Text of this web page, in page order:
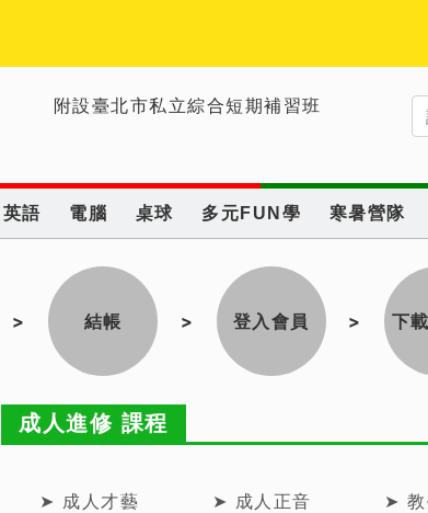
附設臺北市私立綜合短期補習班
英語 電腦 桌球 多元FUN學 寒暑營隊
> 結帳 > 登入會員 > 下
成人進修 課程
➤ 成人才藝 ➤ 成人正音 ➤ 教